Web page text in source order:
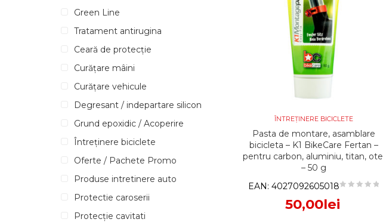
Green Line
Tratament antirugina
Ceară de protecție
Curățare mâini
Curățare vehicule
Degresant / indepartare silicon
Grund epoxidic / Acoperire
Întreținere biciclete
Oferte / Pachete Promo
Produse intretinere auto
Protectie caroserii
Protecție cavitati
ÎNTREȚINERE BICICLETE
Pasta de montare, asamblare
bicicleta – K1 BikeCare Fertan –
pentru carbon, aluminiu, titan, otel
– 50 g
EAN:4027092605018
50,00lei